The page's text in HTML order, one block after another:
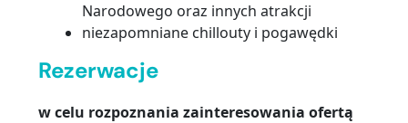
Narodowego oraz innych atrakcji
niezapomniane chillouty i pogawędki
Rezerwacje
w celu rozpoznania zainteresowania ofertą